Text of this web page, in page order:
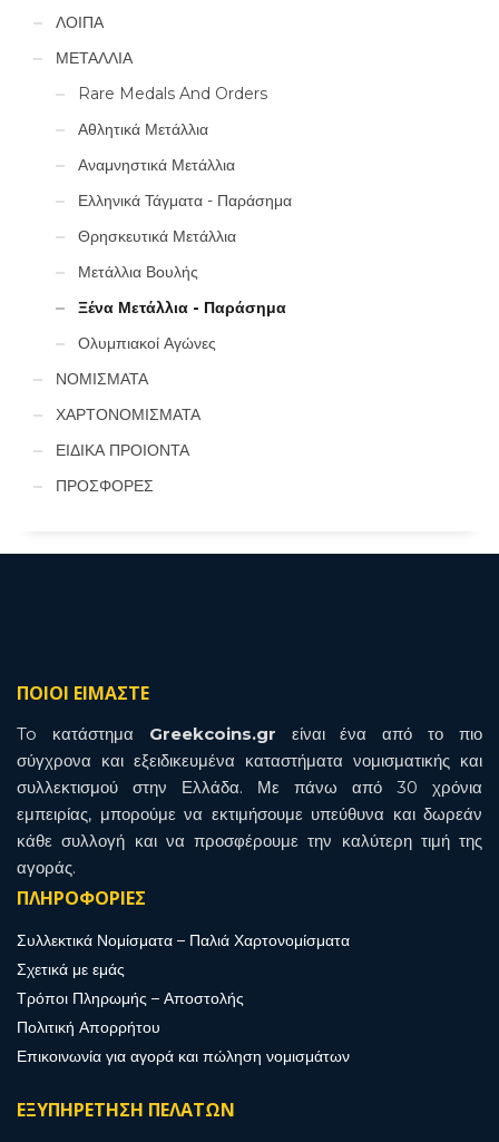
ΛΟΙΠΑ
ΜΕΤΑΛΛΙΑ
Rare Medals And Orders
Αθλητικά Μετάλλια
Αναμνηστικά Μετάλλια
Ελληνικά Τάγματα - Παράσημα
Θρησκευτικά Μετάλλια
Μετάλλια Βουλής
Ξένα Μετάλλια - Παράσημα
Ολυμπιακοί Αγώνες
ΝΟΜΙΣΜΑΤΑ
ΧΑΡΤΟΝΟΜΙΣΜΑΤΑ
ΕΙΔΙΚΑ ΠΡΟΙΟΝΤΑ
ΠΡΟΣΦΟΡΕΣ
ΠΟΙΟΙ ΕΙΜΑΣΤΕ
To κατάστημα Greekcoins.gr είναι ένα από το πιο
σύγχρονα και εξειδικευμένα καταστήματα νομισματικής και
συλλεκτισμού στην Ελλάδα. Με πάνω από 30 χρόνια
εμπειρίας, μπορούμε να εκτιμήσουμε υπεύθυνα και δωρεάν
κάθε συλλογή και να προσφέρουμε την καλύτερη τιμή της
αγοράς.
ΠΛΗΡΟΦΟΡΙΕΣ
Συλλεκτικά Νομίσματα – Παλιά Χαρτονομίσματα
Σχετικά με εμάς
Τρόποι Πληρωμής – Αποστολής
Πολιτική Απορρήτου
Επικοινωνία για αγορά και πώληση νομισμάτων
ΕΞΥΠΗΡΕΤΗΣΗ ΠΕΛΑΤΩΝ